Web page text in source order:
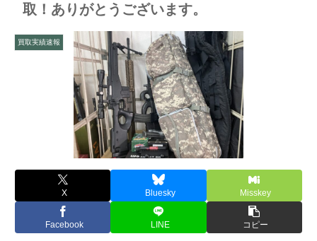
取！ありがとうございます。
買取実績速報
X Bluesky Misskey
Facebook LINE コピー